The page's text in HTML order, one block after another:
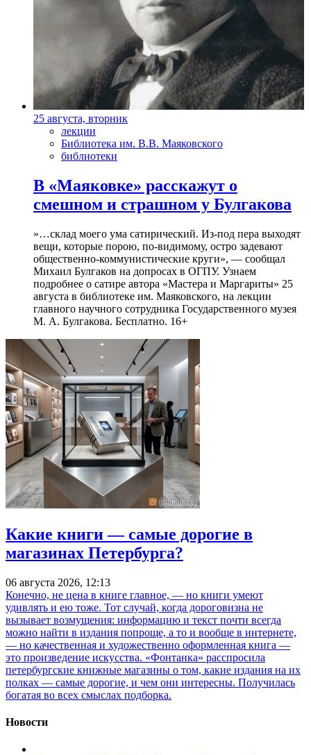
25 августа, вторник
лекции
Библиотека им. В.В. Маяковского
библиотеки
В «Маяковке» расскажут о
смешном и страшном у Булгакова
»…склад моего ума сатирический. Из-под пера выходят
вещи, которые порою, по-видимому, остро задевают
общественно-коммунистические круги», — сообщал
Михаил Булгаков на допросах в ОГПУ. Узнаем
подробнее о сатире автора «Мастера и Маргариты» 25
августа в библиотеке им. Маяковского, на лекции
главного научного сотрудника Государственного музея
М. А. Булгакова. Бесплатно. 16+
Какие книги — самые дорогие в
магазинах Петербурга?
06 августа 2026, 12:13
Конечно, не цена в книге главное, — но книги умеют
удивлять и ею тоже. Тот случай, когда дороговизна не
вызывает возмущения: информацию и текст почти всегда
можно найти в издания попроще, а то и вообще в интернете,
— но качественная и художественно оформленная книга —
это произведение искусства. «Фонтанка» расспросила
петербургские книжные магазины о том, какие издания на их
полках — самые дорогие, и чем они интересны. Получилась
богатая во всех смыслах подборка.
Новости